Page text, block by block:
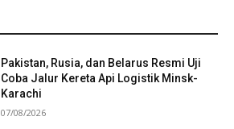
Pakistan, Rusia, dan Belarus Resmi Uji
Coba Jalur Kereta Api Logistik Minsk-
Karachi
07/08/2026